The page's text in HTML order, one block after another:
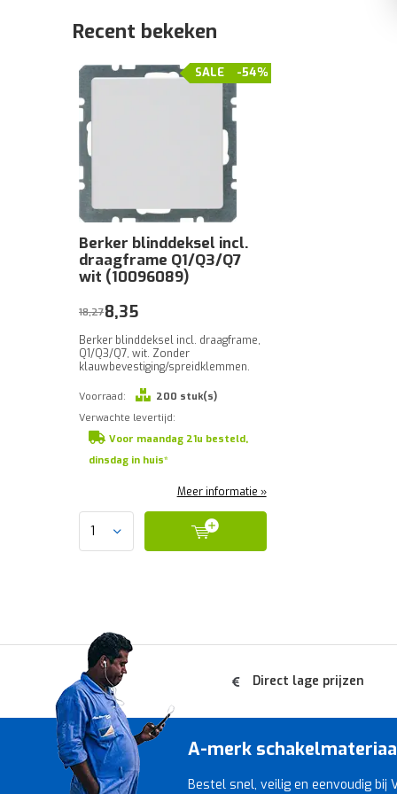
Recent bekeken
-54%
SALE
Berker blinddeksel incl.
draagframe Q1/Q3/Q7
wit (10096089)
Berker blinddeksel incl. draagframe,
Q1/Q3/Q7, wit. Zonder
klauwbevestiging/spreidklemmen.
Voorraad:
200 stuk(s)
Verwachte levertijd:
Voor maandag 21u besteld,
dinsdag in huis*
18,278,35
Meer informatie »
Direct lage prijzen
A-merk
Bestel snel, veilig en eenvoudig bij